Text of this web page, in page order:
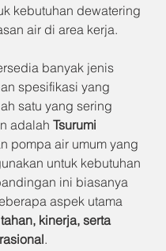
kebutuhan dewatering
air di area kerja.
banyak jenis
spesifikasi yang
satu yang sering
adalah Tsurumi
pompa air umum yang
untuk kebutuhan
ini biasanya
aspek utama
kinerja, serta
.